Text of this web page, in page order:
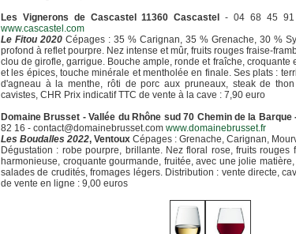
Les Vignerons de Cascastel 11360 Cascastel
- 04 68 45 91
www.cascastel.com
Le Fitou 2020 Cépages : 35 % Carignan, 35 % Grenache, 30 %
profond à reflet pourpre. Nez intense et mûr, fruits rouges fraise-
clou de girofle, garrigue. Bouche ample, ronde et fraîche, croquante
et les épices, touche minérale et mentholée en finale. Ses plats :
d'agneau à la menthe, rôti de porc aux pruneaux, steak de
cavistes, CHR Prix indicatif TTC de vente à la cave : 7,90 euro
Domaine Brusset - Vallée du Rhône sud 70 Chemin de la Barque
82 16 - contact@domainebrusset.com www.domainebrusset.fr
Les Boudalles 2022, Ventoux Cépages : Grenache, Carignan,
Dégustation : robe pourpre, brillante. Nez floral rose, fruits rouges
harmonieuse, croquante gourmande, fruitée, avec une jolie
salades de crudités, fromages légers. Distribution : vente directe,
de vente en ligne : 9,00 euros